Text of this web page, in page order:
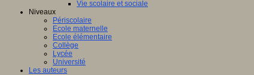
Vie scolaire et sociale
Niveaux
Périscolaire
Ecole maternelle
Ecole élémentaire
Collège
Lycée
Université
Les auteurs